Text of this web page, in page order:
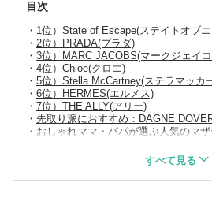
目次
1位）State of Escape(ステイトオブ
2位）PRADA(プラダ)
3位）MARC JACOBS(マークジェイ
4位）Chloe(クロエ)
5位）Stella McCartney(ステラマッカ
6位）HERMES(エルメス)
7位）THE ALLY(アリー)
先取り派におすすめ：DAGNE
おしゃれママ・パパが選ぶ人気のマ